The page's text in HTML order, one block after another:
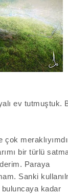
ev tutmuştuk.
bir türlü
derim. Paraya
Sanki
kadar